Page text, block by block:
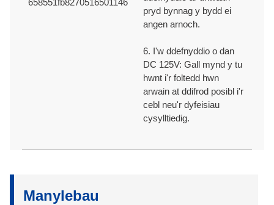
pryd bynnag y bydd ei
angen arnoch.
6. I'w ddefnyddio o dan
DC 125V: Gall mynd y tu
hwnt i'r foltedd hwn
arwain at ddifrod posibl i'r
cebl neu'r dyfeisiau
cysylltiedig.
Manylebau